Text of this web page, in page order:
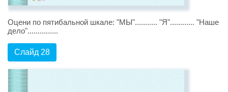
Оцени по пятибальной шкале: "МЫ"........... "Я"............ "Наше
дело"...............
Слайд 28